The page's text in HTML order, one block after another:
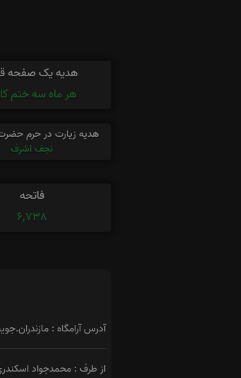
هدیه یک صفحه
هر ماه سه ختم
هدیه زیارت در حرم
نجف اشرف
فاتحه
6,738
آدرس آرامگاه :
از طرف : محمدجواد